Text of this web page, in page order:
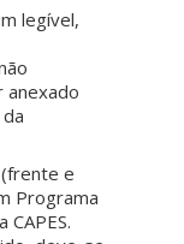
legível,
anexado
(frente e
Programa